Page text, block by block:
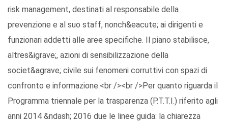
risk management, destinati al responsabile della
prevenzione e al suo staff, nonch&eacute; ai dirigenti e
funzionari addetti alle aree specifiche. Il piano stabilisce,
altres&igrave;, azioni di sensibilizzazione della
societ&agrave; civile sui fenomeni corruttivi con spazi di
confronto e informazione.<br /><br />Per quanto riguarda il
Programma triennale per la trasparenza (P.T.T.I.) riferito agli
anni 2014 &ndash; 2016 due le linee guida: la chiarezza